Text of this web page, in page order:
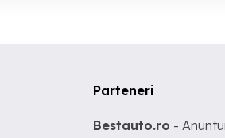
Parteneri
Bestauto.ro -